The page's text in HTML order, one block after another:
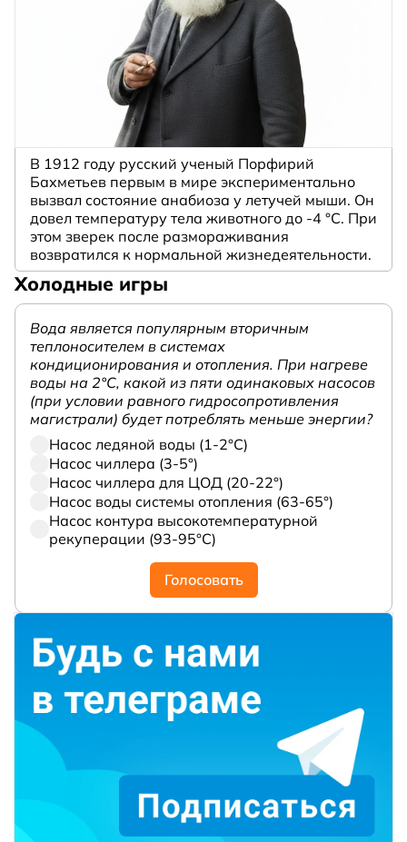
В 1912 году русский ученый Порфирий
Бахметьев первым в мире экспериментально
вызвал состояние анабиоза у летучей мыши. Он
довел температуру тела животного до -4 °C. При
этом зверек после размораживания
возвратился к нормальной жизнедеятельности.
Холодные игры
Вода является популярным вторичным
теплоносителем в системах
кондиционирования и отопления. При нагреве
воды на 2°С, какой из пяти одинаковых насосов
(при условии равного гидросопротивления
магистрали) будет потреблять меньше энергии?
Насос ледяной воды (1-2°С)
Насос чиллера (3-5°)
Насос чиллера для ЦОД (20-22°)
Насос воды системы отопления (63-65°)
Насос контура высокотемпературной
рекуперации (93-95°С)
Голосовать